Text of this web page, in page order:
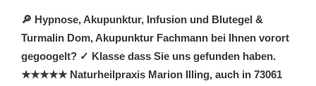
🔎 Hypnose, Akupunktur, Infusion und Blutegel &
Turmalin Dom, Akupunktur Fachmann bei Ihnen vorort
gegoogelt? ✓ Klasse dass Sie uns gefunden haben.
★★★★★ Naturheilpraxis Marion Illing, auch in 73061